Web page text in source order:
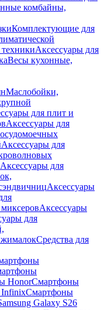
комбайны,
Комплектующие для
Аксессуары для
Весы кухонные,
Маслобойки,
для плит и
Аксессуары для
Аксессуары для
Аксессуары для
Аксессуары
Аксессуары
для
Средства для
HonorСмартфоны
Смартфоны
Galaxy S26